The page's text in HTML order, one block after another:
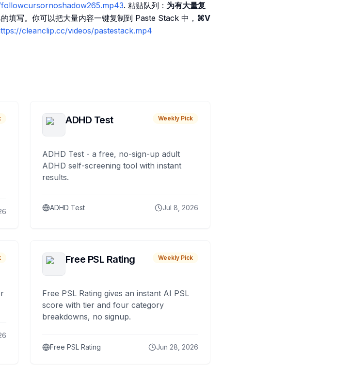
. 粘贴队列： 为有大量复
填写。你可以把大量内容一键复制到 Paste Stack 中， ⌘V
cleanclip.cc/videos/pastestack.mp4
ADHD Test Weekly Pick
ADHD Test - a free, no-sign-up adult
ADHD self-screening tool with instant
results.
ADHD Test Jul 8, 2026
Free PSL Rating Weekly Pick
Free PSL Rating gives an instant AI PSL
score with tier and four category
breakdowns, no signup.
Free PSL Rating Jun 28, 2026